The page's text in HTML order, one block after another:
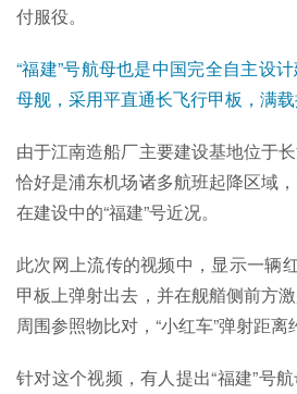
付服役。
“福建”号航母也是中国完全自主设
母舰，采用平直通长飞行甲板，满载
由于江南造船厂主要建设基地位于
恰好是浦东机场诸多航班起降区域
在建设中的“福建”号近况。
此次网上流传的视频中，显示一辆
甲板上弹射出去，并在舰艏侧前方
周围参照物比对，“小红车”弹射距离
针对这个视频，有人提出“福建”号